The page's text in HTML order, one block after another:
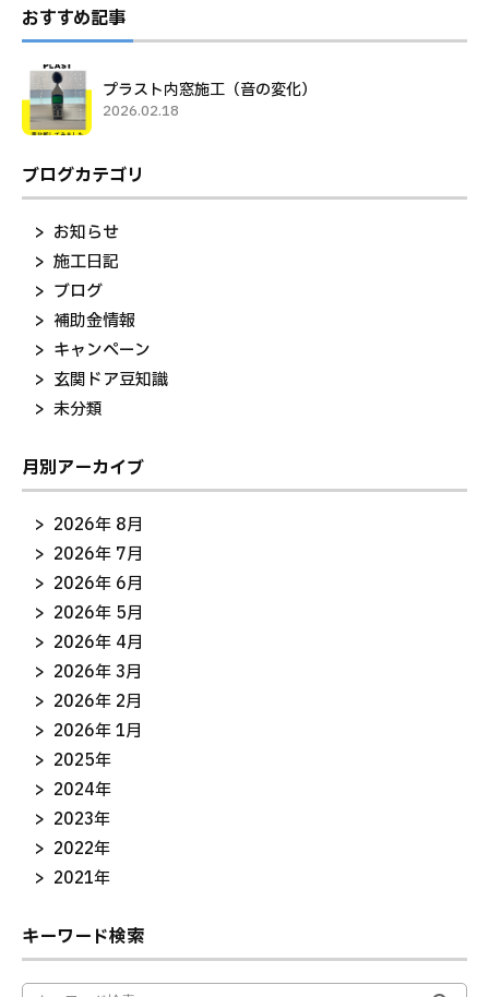
おすすめ記事
プラスト内窓施工（音の変化）
2026.02.18
ブログカテゴリ
お知らせ
施工日記
ブログ
補助金情報
キャンペーン
玄関ドア豆知識
未分類
月別アーカイブ
2026年 8月
2026年 7月
2026年 6月
2026年 5月
2026年 4月
2026年 3月
2026年 2月
2026年 1月
2025年
2024年
2023年
2022年
2021年
キーワード検索